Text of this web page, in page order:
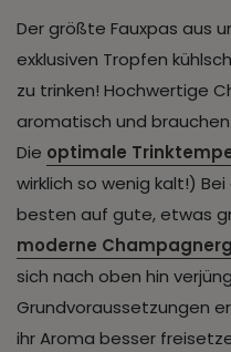
Der größte Fauxpas aus
exklusiven Tropfen
zu trinken! Hochwertige
aromatisch und
Die optimale
wirklich so wenig kalt!)
besten auf gute, etwas
moderne
sich nach oben hin
Grundvoraussetzungen
ihr Aroma besser